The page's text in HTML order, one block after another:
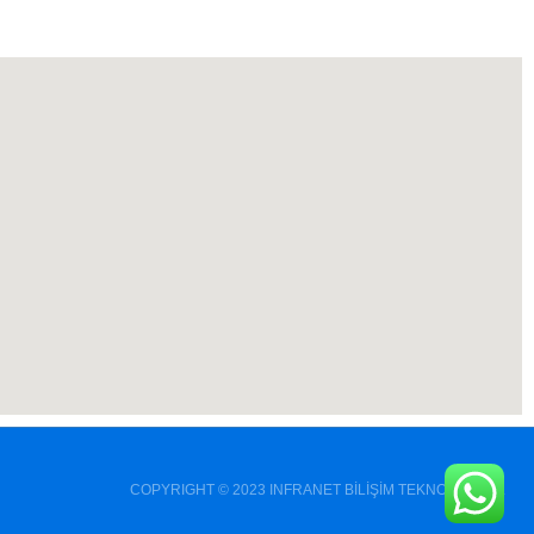
COPYRIGHT © 2023 INFRANET BİLİŞİM TEKNOLOJİ A.Ş.